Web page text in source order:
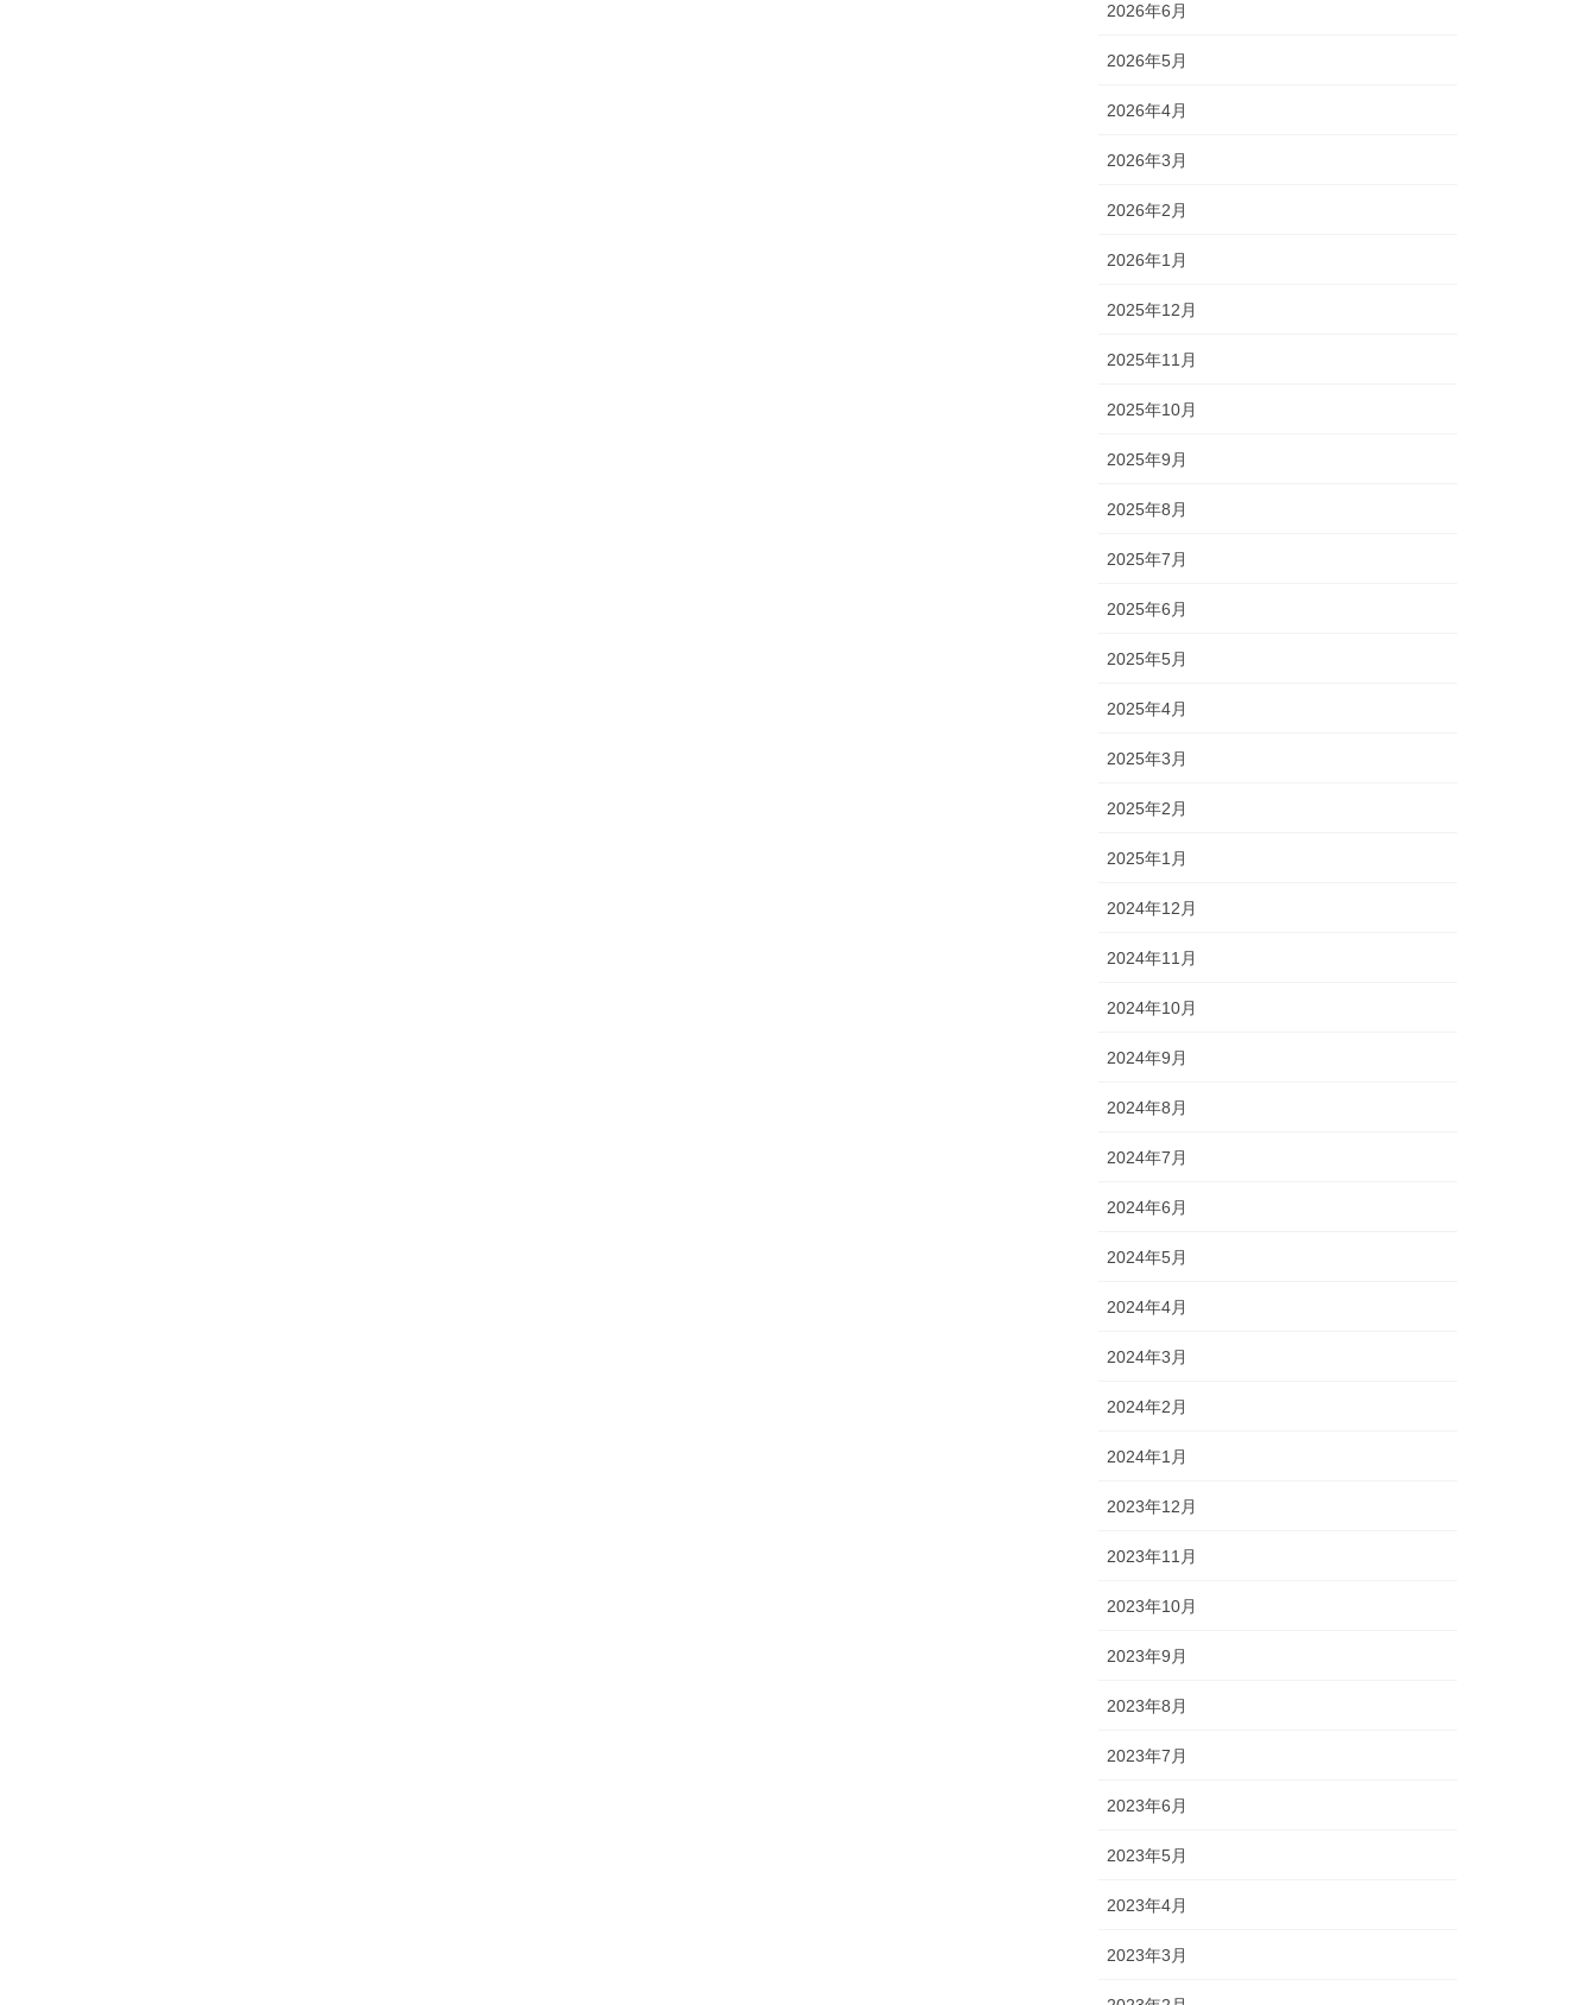
2026年6月
2026年5月
2026年4月
2026年3月
2026年2月
2026年1月
2025年12月
2025年11月
2025年10月
2025年9月
2025年8月
2025年7月
2025年6月
2025年5月
2025年4月
2025年3月
2025年2月
2025年1月
2024年12月
2024年11月
2024年10月
2024年9月
2024年8月
2024年7月
2024年6月
2024年5月
2024年4月
2024年3月
2024年2月
2024年1月
2023年12月
2023年11月
2023年10月
2023年9月
2023年8月
2023年7月
2023年6月
2023年5月
2023年4月
2023年3月